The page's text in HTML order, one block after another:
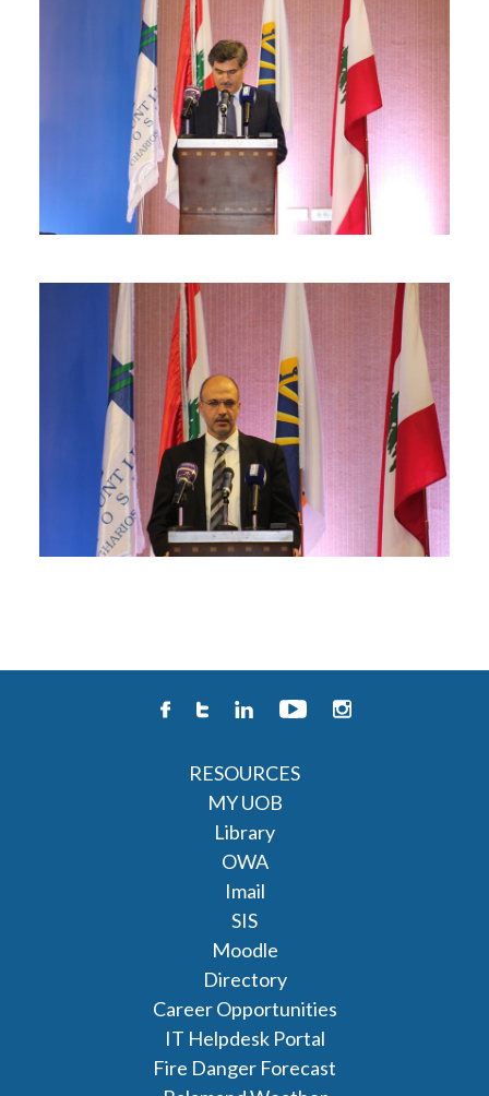
RESOURCES
MY UOB
Library
OWA
Imail
SIS
Moodle
Directory
Career Opportunities
IT Helpdesk Portal
Fire Danger Forecast